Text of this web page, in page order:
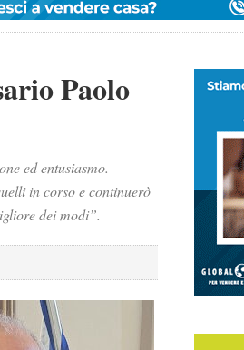
Paolo
ed entusiasmo.
in corso e continuerò
dei modi”.